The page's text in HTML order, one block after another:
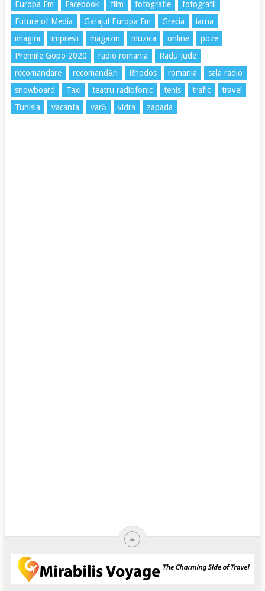
Europa Fm
Facebook film fotografie
fotografii
Future of Media
Garajul Europa Fm Grecia
iarna
imagini
impresii magazin muzica online
poze
Premiile Gopo 2020
radio romania
Radu Jude
recomandare
recomandări Rhodos romania
sala radio
snowboard
Taxi teatru radiofonic tenis trafic
travel
Tunisia
vacanta vară vidra zapada